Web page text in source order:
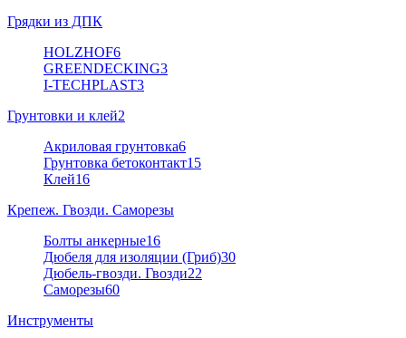
Грядки из ДПК
HOLZHOF6
GREENDECKING3
I-TECHPLAST3
Грунтовки и клей2
Акриловая грунтовка6
Грунтовка бетоконтакт15
Клей16
Крепеж. Гвозди. Саморезы
Болты анкерные16
Дюбеля для изоляции (Гриб)30
Дюбель-гвозди. Гвозди22
Саморезы60
Инструменты